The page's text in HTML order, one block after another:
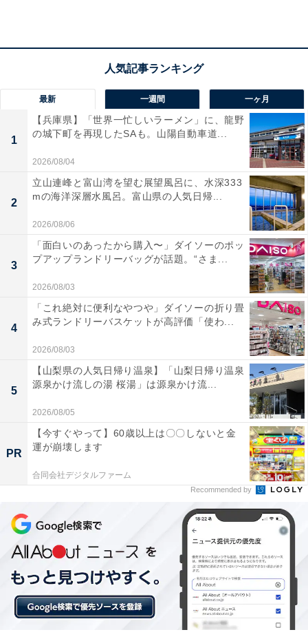
身・しゃぶしゃぶなど、多彩な調理法で楽しめます。伊
勢海老やアワビを使った豪華な海鮮料理のほか、地元の
魚介を盛り合わせた名物「おらが丼」もぜひ味わいたい
一品です。
周辺では、「鴨川シーワールド」でのシャチやイルカの
パフォーマンス観覧、「大山千枚田」の棚田絶景散策な
どが定番観光コースです。水平線から昇る朝日を望みな
がらの露天風呂も、鴨川温泉ならではのぜいたくなひと
ときです。
鴨川温泉周辺にある旅館・ホテルを楽天トラベルで見る
3：犬吠埼温泉（千葉県銚子市）
太平洋に突き出た岬に広がる犬吠埼（いぬぼうさき）温
泉は、圧倒的なオーシャンビューの露天風呂と、銚子港
最新 一週間 一ヶ月
1
【兵庫県】「世界一忙しいラーメン」に、龍野
の城下町を再現したSAも。山陽自動車道...
2026/08/04
2
立山連峰と富山湾を望む展望風呂に、水深333
mの海洋深層水風呂。富山県の人気日帰...
2026/08/06
3
「面白いのあったから購入〜」ダイソーのポッ
プアップランドリーバッグが話題。“さま...
2026/08/03
4
「これ絶対に便利なやつや」ダイソーの折り畳
み式ランドリーバスケットが高評価「使わ...
2026/08/03
5
【山梨県の人気日帰り温泉】「山梨日帰り温泉
源泉かけ流しの湯 桜湯」は源泉かけ流...
2026/08/05
PR
【今すぐやって】60歳以上は〇〇しないと金
運が崩壊します
合同会社デジタルファーム
Recommended by